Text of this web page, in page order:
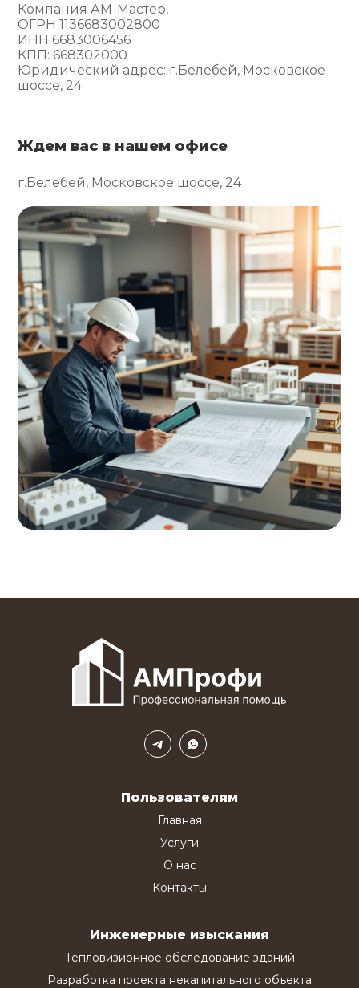
Компания АМ-Мастер,
ОГРН 1136683002800
ИНН 6683006456
КПП: 668302000
Юридический адрес: г.Белебей, Московское
шоссе, 24
Ждем вас в нашем офисе
г.Белебей, Московское шоссе, 24
Пользователям
Главная
Услуги
О нас
Контакты
Инженерные изыскания
Тепловизионное обследование зданий
Разработка проекта некапитального объекта